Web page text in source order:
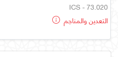
ICS - 73.020
التعدين والمناجم